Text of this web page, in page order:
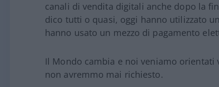
canali di vendita digitali anche dopo la
dico tutti o quasi, oggi hanno utilizzato
hanno usato un mezzo di pagamento
Il Mondo cambia e noi veniamo
non avremmo mai richiesto.